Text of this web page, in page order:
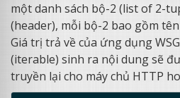
một danh sách bộ-2 (list of 2-
(header), mỗi bộ-2 bao gồm
Giá trị trả về của ứng dụng
(iterable) sinh ra nội dung sẽ
truyền lại cho máy chủ HTTP